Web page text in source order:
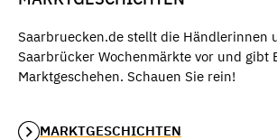
Saarbruecken.de stellt die Händlerinnen
Saarbrücker Wochenmärkte vor und gibt
Marktgeschehen. Schauen Sie rein!
MARKTGESCHICHTEN